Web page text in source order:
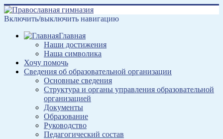
Включить/выключить навигацию
Главная
Наши достижения
Наша символика
Хочу помочь
Сведения об образовательной организации
Основные сведения
Структура и органы управления образовательной
организацией
Документы
Образование
Руководство
Педагогический состав